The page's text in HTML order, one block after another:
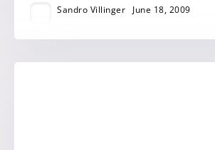
Sandro Villinger June 18, 2009